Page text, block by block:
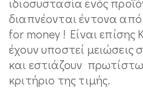
διαπνέονται έντονα
for mοney ! Eίναι
έχουν υποστεί μειώσεις
και εστιάζουν
κριτήριο της τιμής.